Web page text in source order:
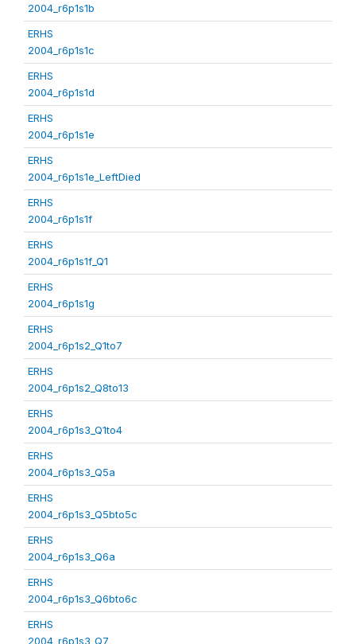
2004_r6p1s1b
ERHS
2004_r6p1s1c
ERHS
2004_r6p1s1d
ERHS
2004_r6p1s1e
ERHS
2004_r6p1s1e_LeftDied
ERHS
2004_r6p1s1f
ERHS
2004_r6p1s1f_Q1
ERHS
2004_r6p1s1g
ERHS
2004_r6p1s2_Q1to7
ERHS
2004_r6p1s2_Q8to13
ERHS
2004_r6p1s3_Q1to4
ERHS
2004_r6p1s3_Q5a
ERHS
2004_r6p1s3_Q5bto5c
ERHS
2004_r6p1s3_Q6a
ERHS
2004_r6p1s3_Q6bto6c
ERHS
2004_r6p1s3_Q7